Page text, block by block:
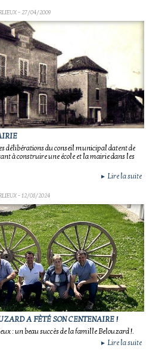
- 27/04/2009
délibérations du conseil municipal datent de
à construire une école et la mairie dans les
► Lire la suite
- 12/08/2024
A FÈTÉ SON CENTENAIRE !
: un beau succès de la famille Belouzard !.
► Lire la suite